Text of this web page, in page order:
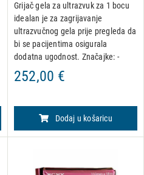
Grijač gela za ultrazvuk za 1 bocu
idealan je za zagrijavanje
ultrazvučnog gela prije pregleda da
bi se pacijentima osigurala
dodatna ugodnost. Značajke: -
koristi se 1 bočica od 250 ml - grijač
može grijati 1 bočicu - koristi se za
252,00 €
Dodaj u košaricu